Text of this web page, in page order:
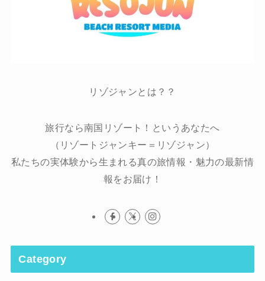
リゾジャンとは？？
旅行なら南国リゾート！というあなたへ
（リゾートジャンキー＝リゾジャン）
私たちの実体験から生まれる真の旅情報・魅力の最新情
報をお届け！
Category